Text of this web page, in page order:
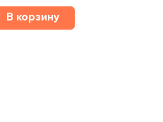
В корзину